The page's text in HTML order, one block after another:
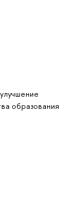
образования